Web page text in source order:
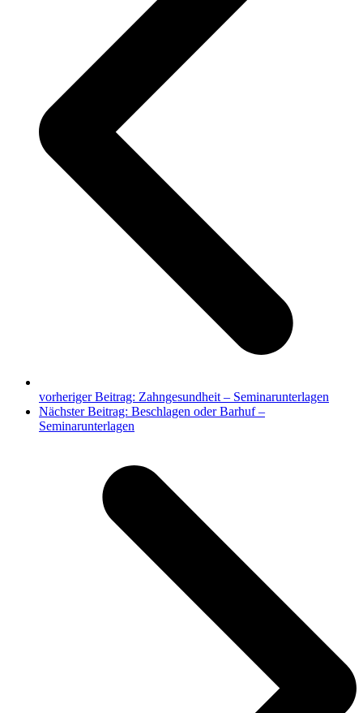
vorheriger Beitrag: Zahngesundheit – Seminarunterlagen
Nächster Beitrag: Beschlagen oder Barhuf –
Seminarunterlagen